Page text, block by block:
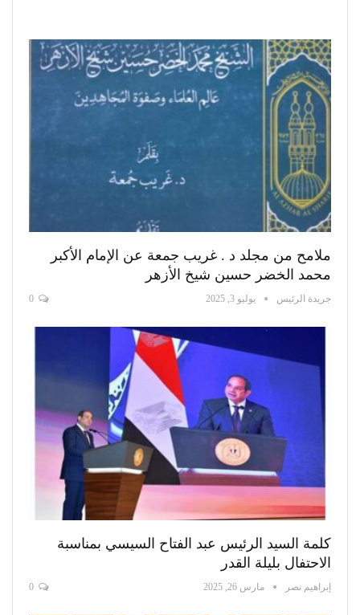
ملامح من مجلد د . غريب جمعة عن الإمام الأكبر
محمد الخضر حسين شيخ الأزهر
جريدة الرئيس يوليو 3, 2025
كلمة السيد الرئيس عبد الفتاح السيسي بمناسبة
الاحتفال بليلة القدر
إبراهيم نصر مارس 26, 2025